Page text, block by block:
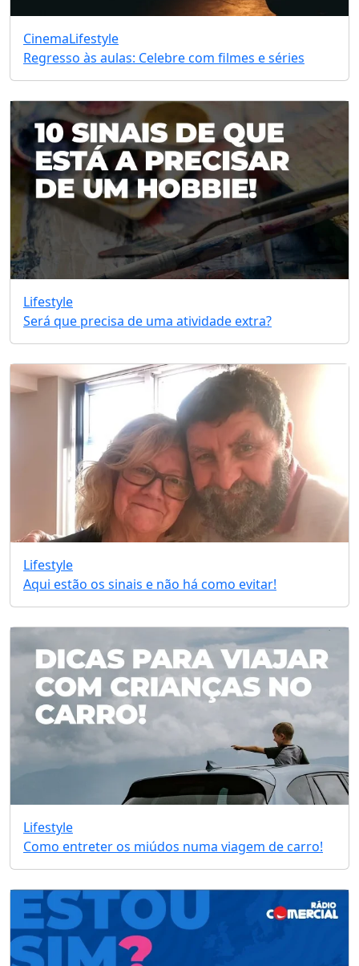
CinemaLifestyle
Regresso às aulas: Celebre com filmes e séries
Lifestyle
Será que precisa de uma atividade extra?
Lifestyle
Aqui estão os sinais e não há como evitar!
Lifestyle
Como entreter os miúdos numa viagem de carro!